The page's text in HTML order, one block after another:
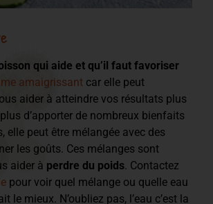
qui aide et qu’il faut favoriser
amaigrissant car elle peut
aider à atteindre vos résultats plus
d’apporter de nombreux bienfaits
elle peut être mélangée avec des
les goûts. Ces mélanges sont
aider à perdre du poids. Contactez
pour voir quel mélange ou quelle eau
le mieux. N’oubliez pas, l’eau c’est la